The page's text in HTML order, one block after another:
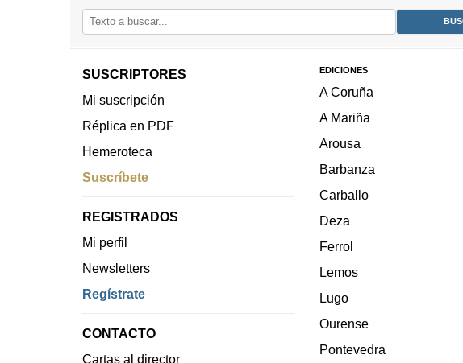
SUSCRIPTORES
Mi suscripción
Réplica en PDF
Hemeroteca
Suscríbete
REGISTRADOS
Mi perfil
Newsletters
Regístrate
CONTACTO
Cartas al director
EDICIONES
A Coruña
A Mariña
Arousa
Barbanza
Carballo
Deza
Ferrol
Lemos
Lugo
Ourense
Pontevedra